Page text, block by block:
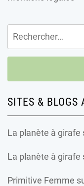
Rechercher :
SITES & BLOGS
La planète à girafe
La planète à girafe
Primitive Femme